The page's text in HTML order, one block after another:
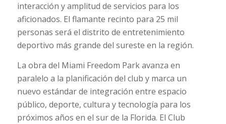
interacción y amplitud de servicios para los
aficionados. El flamante recinto para 25 mil
personas será el distrito de entretenimiento
deportivo más grande del sureste en la región.
La obra del Miami Freedom Park avanza en
paralelo a la planificación del club y marca un
nuevo estándar de integración entre espacio
público, deporte, cultura y tecnología para los
próximos años en el sur de la Florida. El Club